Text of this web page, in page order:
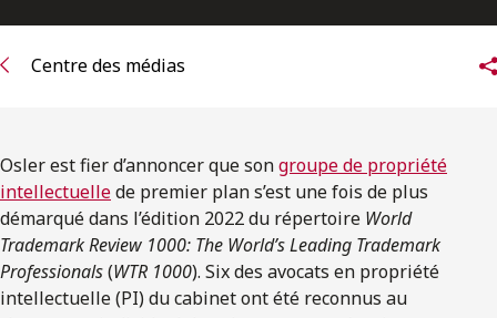
Centre des médias
Osler est fier d’annoncer que songroupe de propriété
intellectuellede premier plan s’est une fois de plus
démarqué dans l’édition 2022 du répertoire World
Trademark Review 1000: The World’s Leading Trademark
Professionals(WTR 1000). Six des avocats en propriété
intellectuelle (PI) du cabinet ont été reconnus au